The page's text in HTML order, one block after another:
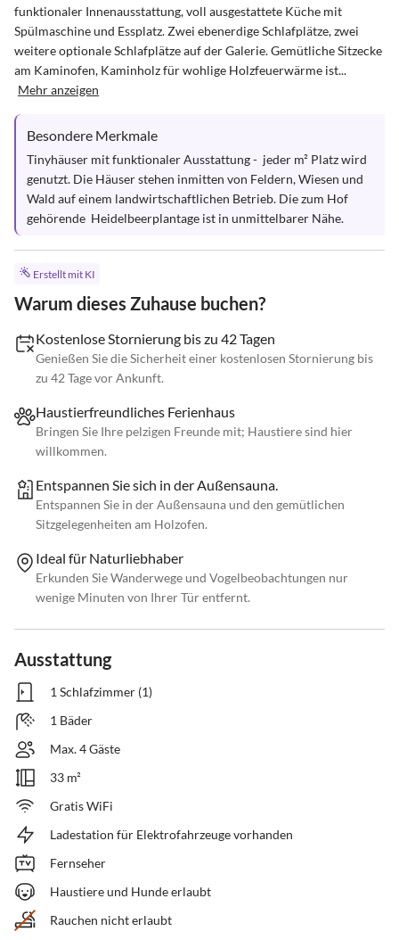
funktionaler Innenausstattung, voll ausgestattete Küche mit
Spülmaschine und Essplatz. Zwei ebenerdige Schlafplätze, zwei
weitere optionale Schlafplätze auf der Galerie. Gemütliche Sitzecke
am Kaminofen, Kaminholz für wohlige Holzfeuerwärme ist...
Mehr anzeigen
Besondere Merkmale
Tinyhäuser mit funktionaler Ausstattung -  jeder m² Platz wird
genutzt. Die Häuser stehen inmitten von Feldern, Wiesen und
Wald auf einem landwirtschaftlichen Betrieb. Die zum Hof
gehörende  Heidelbeerplantage ist in unmittelbarer Nähe.
Erstellt mit KI
Warum dieses Zuhause buchen?
Kostenlose Stornierung bis zu 42 Tagen
Genießen Sie die Sicherheit einer kostenlosen Stornierung bis
zu 42 Tage vor Ankunft.
Haustierfreundliches Ferienhaus
Bringen Sie Ihre pelzigen Freunde mit; Haustiere sind hier
willkommen.
Entspannen Sie sich in der Außensauna.
Entspannen Sie in der Außensauna und den gemütlichen
Sitzgelegenheiten am Holzofen.
Ideal für Naturliebhaber
Erkunden Sie Wanderwege und Vogelbeobachtungen nur
wenige Minuten von Ihrer Tür entfernt.
Ausstattung
1 Schlafzimmer (1)
1 Bäder
Max. 4 Gäste
33 m²
Gratis WiFi
Ladestation für Elektrofahrzeuge vorhanden
Fernseher
Haustiere und Hunde erlaubt
Rauchen nicht erlaubt